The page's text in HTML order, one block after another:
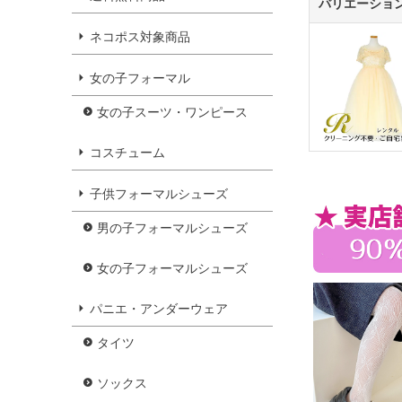
ネコポス対象商品
女の子フォーマル
女の子スーツ・ワンピース
コスチューム
子供フォーマルシューズ
男の子フォーマルシューズ
女の子フォーマルシューズ
パニエ・アンダーウェア
タイツ
ソックス
バリエーショ